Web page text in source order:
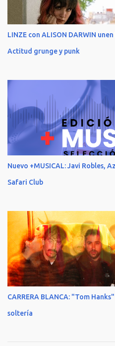
LINZE con ALISON DARWIN
Actitud grunge y punk
Nuevo +MUSICAL: Javi Robles,
Safari Club
CARRERA BLANCA: "Tom
soltería